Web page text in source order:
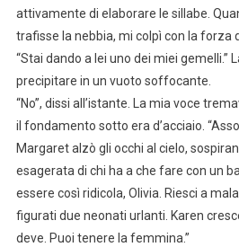
attivamente di elaborare le sillabe.
trafisse la nebbia, mi colpì con la forza
“Stai dando a lei uno dei miei gemelli.”
precipitare in un vuoto soffocante.
“No”, dissi all’istante. La mia voce
il fondamento sotto era d’acciaio.
Margaret alzò gli occhi al cielo,
esagerata di chi ha a che fare con un
essere così ridicola, Olivia. Riesci a
figurati due neonati urlanti. Karen
deve. Puoi tenere la femmina.”